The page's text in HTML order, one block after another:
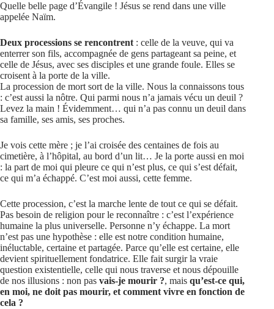
Quelle belle page d’Évangile ! Jésus se rend dans une ville
appelée Naïm.
Deux processions se rencontrent : celle de la veuve, qui va
enterrer son fils, accompagnée de gens partageant sa peine, et
celle de Jésus, avec ses disciples et une grande foule. Elles se
croisent à la porte de la ville.
La procession de mort sort de la ville. Nous la connaissons tous
: c’est aussi la nôtre. Qui parmi nous n’a jamais vécu un deuil ?
Levez la main ! Évidemment… qui n’a pas connu un deuil dans
sa famille, ses amis, ses proches.
Je vois cette mère ; je l’ai croisée des centaines de fois au
cimetière, à l’hôpital, au bord d’un lit… Je la porte aussi en moi
: la part de moi qui pleure ce qui n’est plus, ce qui s’est défait,
ce qui m’a échappé. C’est moi aussi, cette femme.
Cette procession, c’est la marche lente de tout ce qui se défait.
Pas besoin de religion pour le reconnaître : c’est l’expérience
humaine la plus universelle. Personne n’y échappe. La mort
n’est pas une hypothèse : elle est notre condition humaine,
inéluctable, certaine et partagée. Parce qu’elle est certaine, elle
devient spirituellement fondatrice. Elle fait surgir la vraie
question existentielle, celle qui nous traverse et nous dépouille
de nos illusions : non pas vais-je mourir ?, mais qu’est-ce qui,
en moi, ne doit pas mourir, et comment vivre en fonction de
cela ?